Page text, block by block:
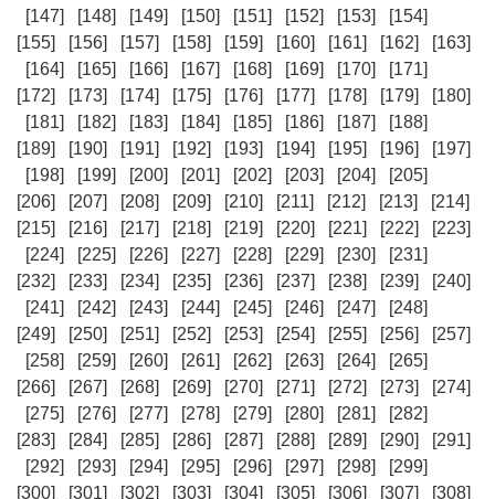
[147]
[148] [149] [150] [151] [152] [153]
[154]
[155]
[156] [157] [158] [159] [160] [161] [162]
[163]
[164]
[165] [166] [167] [168] [169] [170]
[171]
[172]
[173] [174] [175] [176] [177] [178] [179]
[180]
[181]
[182] [183] [184] [185] [186] [187]
[188]
[189]
[190] [191] [192] [193] [194] [195] [196]
[197]
[198]
[199] [200] [201] [202] [203] [204]
[205]
[206]
[207] [208] [209] [210] [211] [212] [213]
[214]
[215]
[216] [217] [218] [219] [220] [221] [222]
[223]
[224]
[225] [226] [227] [228] [229] [230]
[231]
[232]
[233] [234] [235] [236] [237] [238] [239]
[240]
[241]
[242] [243] [244] [245] [246] [247]
[248]
[249]
[250] [251] [252] [253] [254] [255] [256]
[257]
[258]
[259] [260] [261] [262] [263] [264]
[265]
[266]
[267] [268] [269] [270] [271] [272] [273]
[274]
[275]
[276] [277] [278] [279] [280] [281]
[282]
[283]
[284] [285] [286] [287] [288] [289] [290]
[291]
[292]
[293] [294] [295] [296] [297] [298]
[299]
[300]
[301] [302] [303] [304] [305] [306] [307]
[308]